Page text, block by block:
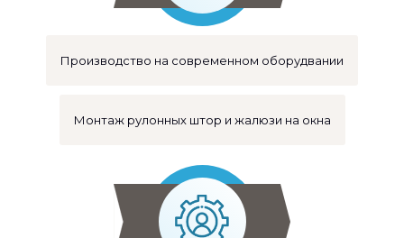
Производство на современном оборудвании
Монтаж рулонных штор и жалюзи на окна